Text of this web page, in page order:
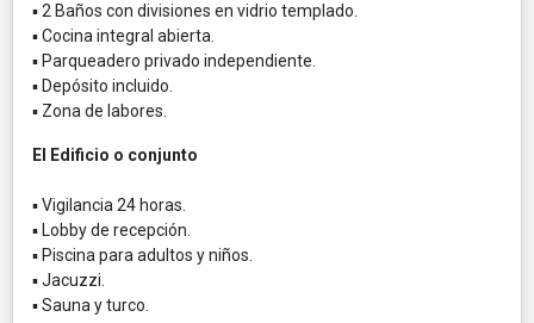
▪ 2 Baños con divisiones en vidrio templado.
▪ Cocina integral abierta.
▪ Parqueadero privado independiente.
▪ Depósito incluido.
▪ Zona de labores.
El Edificio o conjunto
▪ Vigilancia 24 horas.
▪ Lobby de recepción.
▪ Piscina para adultos y niños.
▪ Jacuzzi.
▪ Sauna y turco.